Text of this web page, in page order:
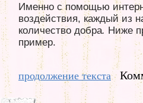
Именно с помощью
воздействия, каждый из
количество добра. Ниже
пример.
продолжение текста